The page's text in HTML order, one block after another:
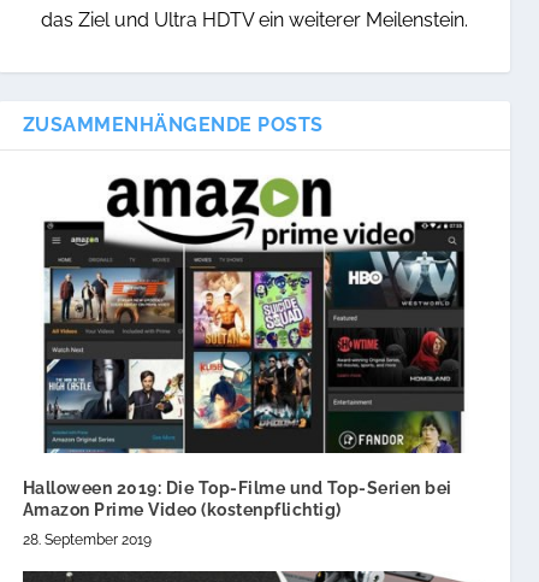
das Ziel und Ultra HDTV ein weiterer Meilenstein.
ZUSAMMENHÄNGENDE POSTS
Halloween 2019: Die Top-Filme und Top-Serien bei
Amazon Prime Video (kostenpflichtig)
28. September 2019